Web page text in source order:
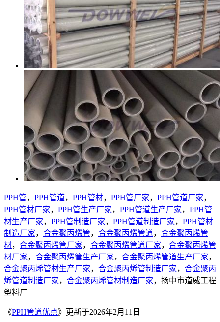
PPH管， PPH管道， PPH管材， PPH管厂家， PPH管道厂家，
PPH管材厂家， PPH管生产厂家， PPH管道生产厂家， PPH管
材生产厂家， PPH管制造厂家， PPH管道制造厂家， PPH管材
制造厂家， 合金聚丙烯管， 合金聚丙烯管道， 合金聚丙烯管
材， 合金聚丙烯管厂家， 合金聚丙烯管道厂家， 合金聚丙烯管
材厂家， 合金聚丙烯管生产厂家， 合金聚丙烯管道生产厂家，
合金聚丙烯管材生产厂家， 合金聚丙烯管制造厂家， 合金聚丙
烯管道制造厂家， 合金聚丙烯管材制造厂家，扬中市道威工程
塑料厂
《PPH管道优点》更新于2026年2月11日